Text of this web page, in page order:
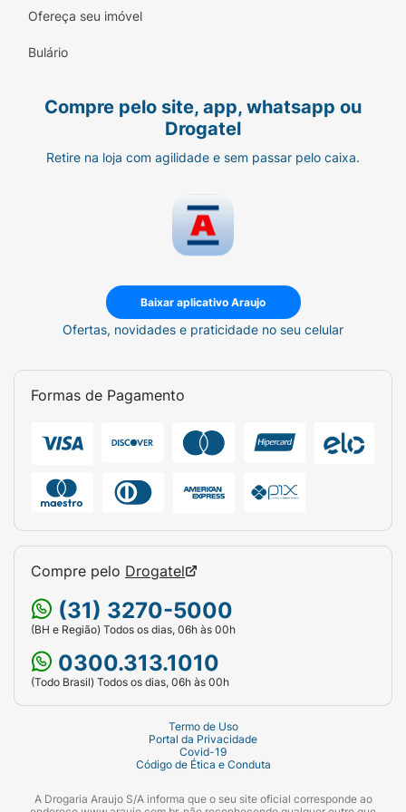
Ofereça seu imóvel
Bulário
Compre pelo site, app, whatsapp ou
Drogatel
Retire na loja com agilidade e sem passar pelo caixa.
Baixar aplicativo Araujo
Ofertas, novidades e praticidade no seu celular
Formas de Pagamento
Compre pelo Drogatel
(31) 3270-5000
(BH e Região) Todos os dias, 06h às 00h
0300.313.1010
(Todo Brasil) Todos os dias, 06h às 00h
Termo de Uso
Portal da Privacidade
Covid-19
Código de Ética e Conduta
A Drogaria Araujo S/A informa que o seu site oficial corresponde ao